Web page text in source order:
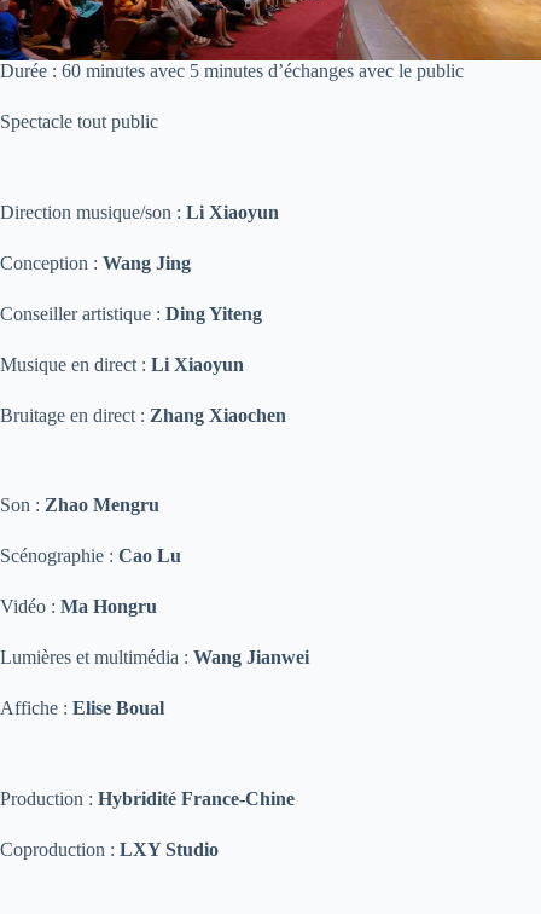
Durée : 60 minutes avec 5 minutes d’échanges avec le public
Spectacle tout public
Direction musique/son : Li Xiaoyun
Conception : Wang Jing
Conseiller artistique : Ding Yiteng
Musique en direct : Li Xiaoyun
Bruitage en direct : Zhang Xiaochen
Son : Zhao Mengru
Scénographie : Cao Lu
Vidéo : Ma Hongru
Lumières et multimédia : Wang Jianwei
Affiche : Elise Boual
Production : Hybridité France-Chine
Coproduction : LXY Studio